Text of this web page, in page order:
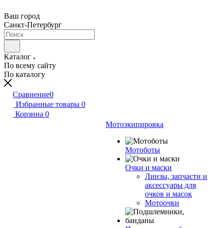
Ваш город
Санкт-Петербург
Каталог
По всему сайту
По каталогу
Сравнение0
Избранные товары 0
Корзина 0
Мотоэкипировка
Мотоботы
Очки и маски
Линзы, запчасти и
аксессуары для
очков и масок
Мотоочки